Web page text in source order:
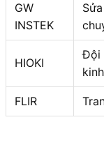
GW
INSTEK
HIOKI
Đội
FLIR